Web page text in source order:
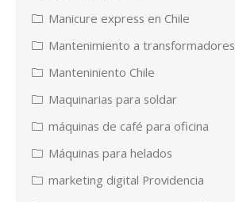
Manicure express en Chile
Mantenimiento a transformadores
Manteniniento Chile
Maquinarias para soldar
máquinas de café para oficina
Máquinas para helados
marketing digital Providencia